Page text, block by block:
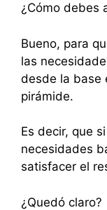
¿Cómo debes
Bueno, para
las
desde la base
pirámide.
Es decir, que
necesidades
satisfacer el
¿Quedó claro?